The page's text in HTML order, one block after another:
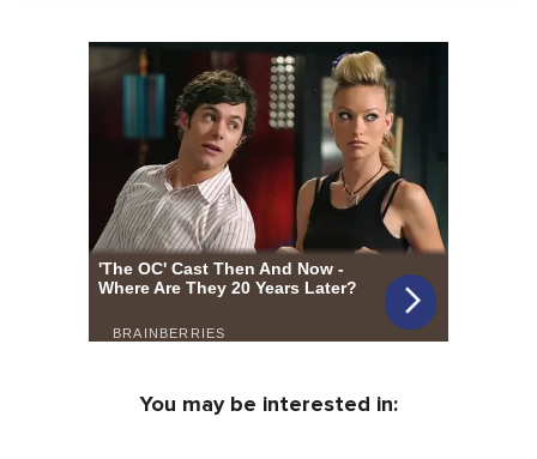
You may be interested in: